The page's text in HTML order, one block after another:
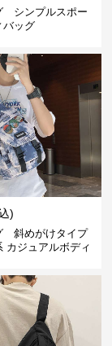
シンプルスポー
バッグ
)
斜めがけタイプ
カジュアルボディ